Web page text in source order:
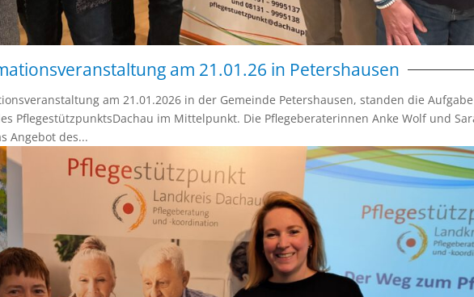
am 21.01.26 in Petershausen
am 21.01.2026 in der Gemeinde Petershausen, standen die
PflegestützpunktsDachau im Mittelpunkt. Die Pflegeberaterinnen Anke Wolf und
Angebot des...